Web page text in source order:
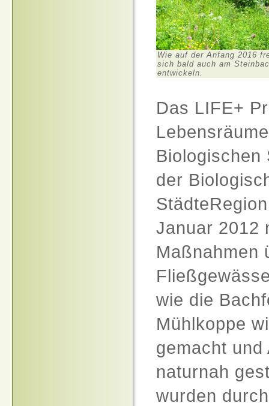
Wie auf der Anfang 2016
sich bald auch am
entwickeln.
Das LIFE+
Biologischen
der
Januar 2012
Maßnahmen
wie die
Mühlkoppe
gemacht und
naturnah
wurden